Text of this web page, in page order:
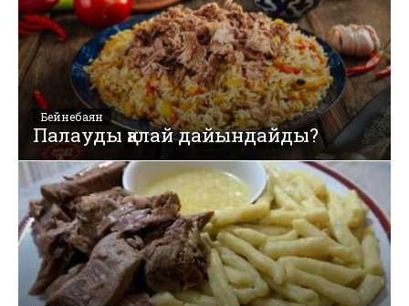
Бейнебаян
Палауды қалай дайындайды?